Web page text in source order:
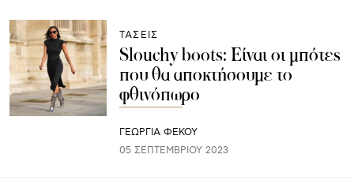
ΤΑΣΕΙΣ
Slouchy boots: Είναι οι μπότες
που θα αποκτήσουμε το
φθινόπωρο
ΓΕΩΡΓΙΑ ΦΕΚΟΥ
05 ΣΕΠΤΕΜΒΡΊΟΥ 2023